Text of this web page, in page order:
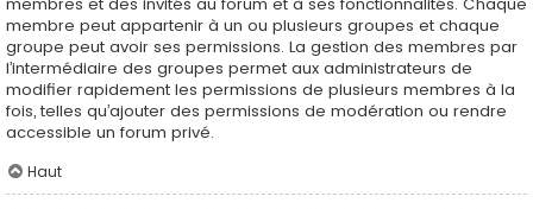
membre peut appartenir à un ou plusieurs groupes et chaque
groupe peut avoir ses permissions. La gestion des membres par
l’intermédiaire des groupes permet aux administrateurs de
modifier rapidement les permissions de plusieurs membres à la
fois, telles qu’ajouter des permissions de modération ou rendre
accessible un forum privé.
Haut